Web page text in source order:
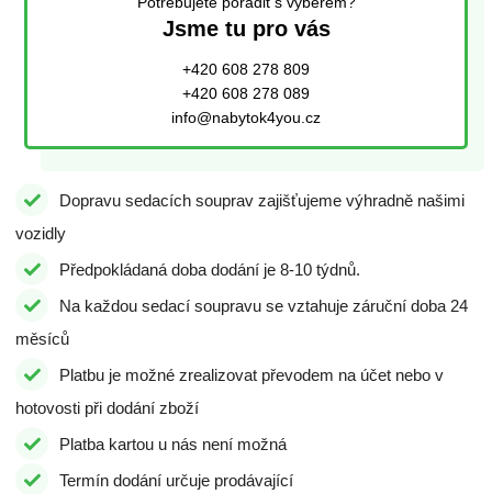
Jsme tu pro vás
+420 608 278 809
+420 608 278 089
info@nabytok4you.cz
Dopravu sedacích souprav zajišťujeme výhradně našimi
vozidly
Předpokládaná doba dodání je 8-10 týdnů.
Na každou sedací soupravu se vztahuje záruční doba 24
měsíců
Platbu je možné zrealizovat převodem na účet nebo v
hotovosti při dodání zboží
Platba kartou u nás není možná
Termín dodání určuje prodávající